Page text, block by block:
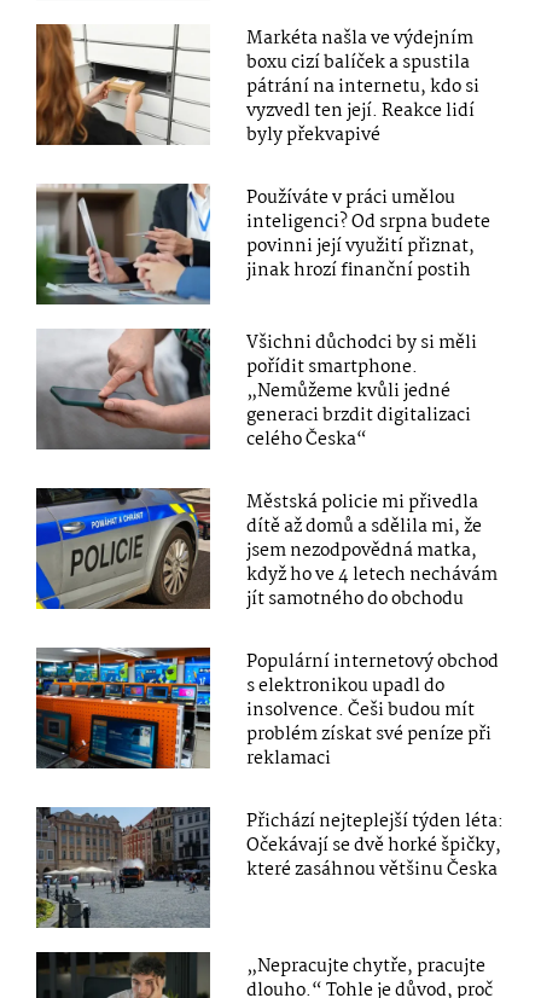
Markéta našla ve výdejním
boxu cizí balíček a spustila
pátrání na internetu, kdo si
vyzvedl ten její. Reakce lidí
byly překvapivé
Používáte v práci umělou
inteligenci? Od srpna budete
povinni její využití přiznat,
jinak hrozí finanční postih
Všichni důchodci by si měli
pořídit smartphone.
„Nemůžeme kvůli jedné
generaci brzdit digitalizaci
celého Česka“
Městská policie mi přivedla
dítě až domů a sdělila mi, že
jsem nezodpovědná matka,
když ho ve 4 letech nechávám
jít samotného do obchodu
Populární internetový obchod
s elektronikou upadl do
insolvence. Češi budou mít
problém získat své peníze při
reklamaci
Přichází nejteplejší týden léta:
Očekávají se dvě horké špičky,
které zasáhnou většinu Česka
„Nepracujte chytře, pracujte
dlouho.“ Tohle je důvod, proč